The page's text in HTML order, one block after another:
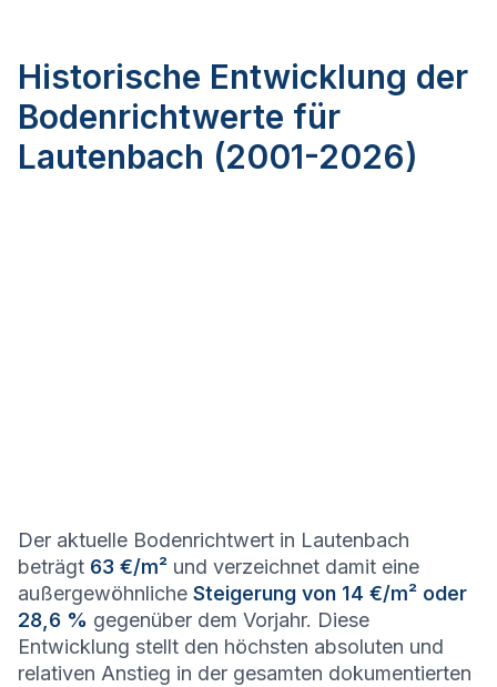
Historische Entwicklung der
Bodenrichtwerte für
Lautenbach (2001-2026)
Der aktuelle Bodenrichtwert in Lautenbach
beträgt 63 €/m² und verzeichnet damit eine
außergewöhnliche Steigerung von 14 €/m² oder
28,6 % gegenüber dem Vorjahr. Diese
Entwicklung stellt den höchsten absoluten und
relativen Anstieg in der gesamten dokumentierten